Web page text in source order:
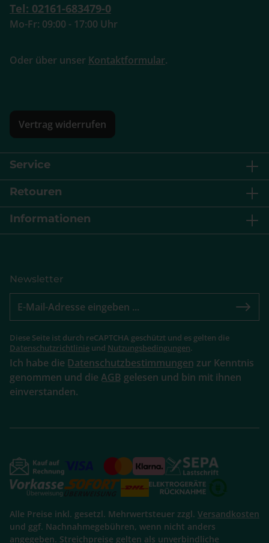
Tel: 02161-683479-0
Mo-Fr: 09:00 - 17:00 Uhr
Oder über unser Kontaktformular.
Vertrag widerrufen
Service
Retouren
Informationen
Newsletter
Diese Seite ist durch reCAPTCHA geschützt und es gelten die
Datenschutzrichtlinie und Nutzungsbedingungen.
Ich habe die Datenschutzbestimmungen zur Kenntnis
genommen und die AGB gelesen und bin mit ihnen
einverstanden.
Alle Preise inkl. gesetzl. Mehrwertsteuer zzgl. Versandkosten
und ggf. Nachnahmegebühren, wenn nicht anders
angegeben. Streichpreise gelten als unverbindliche